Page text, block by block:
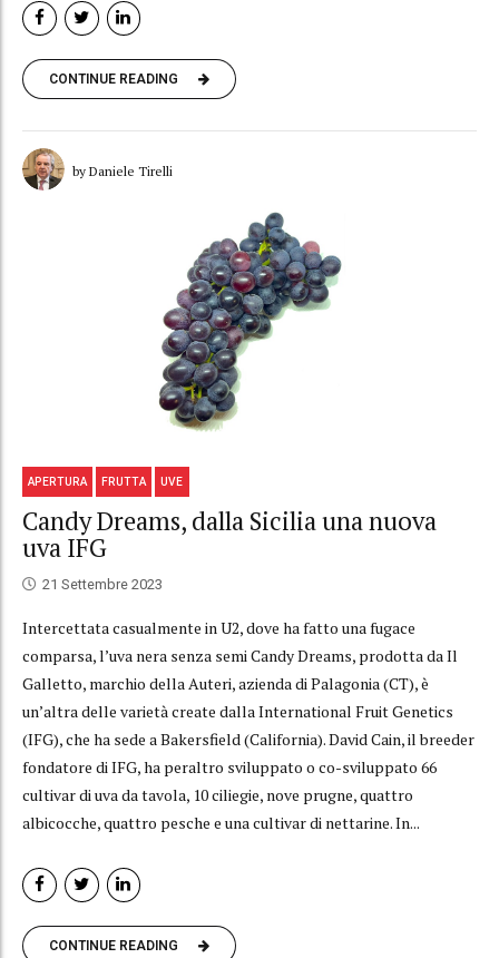
CONTINUE READING
by Daniele Tirelli
APERTURA FRUTTA UVE
Candy Dreams, dalla Sicilia una nuova
uva IFG
21 Settembre 2023
Intercettata casualmente in U2, dove ha fatto una fugace
comparsa, l’uva nera senza semi Candy Dreams, prodotta da Il
Galletto, marchio della Auteri, azienda di Palagonia (CT), è
un’altra delle varietà create dalla International Fruit Genetics
(IFG), che ha sede a Bakersfield (California). David Cain, il breeder
fondatore di IFG, ha peraltro sviluppato o co-sviluppato 66
cultivar di uva da tavola, 10 ciliegie, nove prugne, quattro
albicocche, quattro pesche e una cultivar di nettarine. In...
CONTINUE READING